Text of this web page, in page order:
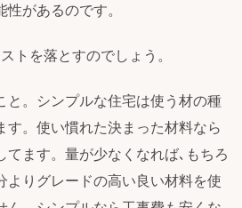
があるのです。
トを落とすのでしょう。
と。シンプルな住宅は使う材の種
す。使い慣れた決まった材料なら
てます。量が少なくなれば､もちろ
よりグレードの高い良い材料を使